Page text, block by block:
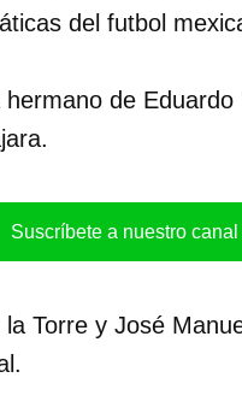
del futbol
de
Suscríbete a nuestro canal
Torre y José